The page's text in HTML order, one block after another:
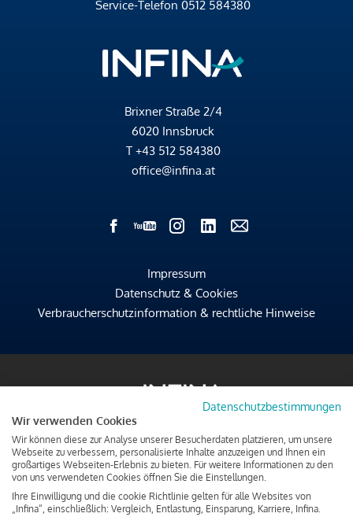
Service-Telefon 0512 584380
Brixner Straße 2/4
6020 Innsbruck
T +43 512 584380
office@infina.at
Impressum
Datenschutz & Cookies
Verbraucherschutzinformation & rechtliche Hinweise
Datenschutzbestimmungen
Wir verwenden Cookies
Wir können diese zur Analyse unserer Besucherdaten platzieren, um unsere
Webseite zu verbessern, personalisierte Inhalte anzuzeigen und Ihnen ein
großartiges Webseiten-Erlebnis zu bieten. Für weitere Informationen zu den
von uns verwendeten Cookies öffnen Sie die Einstellungen.
Ihre Einwilligung und die cookie Richtlinie gelten für alle Websites von
„Infina“, einschließlich: Vergleich, Entlastung, Einsparung, Karriere, Infina.